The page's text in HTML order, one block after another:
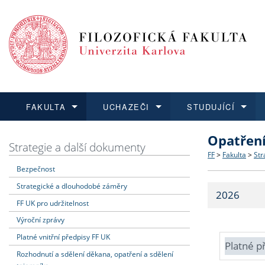
FAKULTA
Dozvědět se více
Struktura
Strategie
Fakultní
UCHAZEČI
Podat přihlášku
Co
Učitelské
STUDUJÍCÍ
Dozvědět se více
Dozvědět se více
O vědě a
Dozvědět se více
Aktuální
Strategie a další dokumenty
Bezpečnost
Strategické a dlouhodobé záměry
FF UK pro udržitelnost
Výroční zprávy
Platné vnitřní předpisy FF UK
Rozhodnutí a sdělení děkana, opatření a sdělení
FF > Fakulta >
2026
Platné